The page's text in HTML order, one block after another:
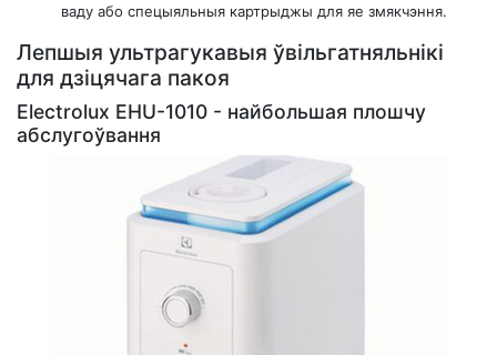
ваду або спецыяльныя картрыджы для яе змякчэння.
Лепшыя ультрагукавыя ўвільгатняльнікі
для дзіцячага пакоя
Electrolux EHU-1010 - найбольшая плошчу
абслугоўвання